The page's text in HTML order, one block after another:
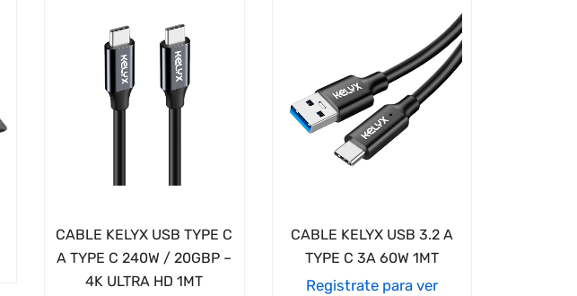
CABLE KELYX USB TYPE C
A TYPE C 240W / 20GBP –
4K ULTRA HD 1MT
CABLE KELYX USB 3.2 A
TYPE C 3A 60W 1MT
Registrate para ver